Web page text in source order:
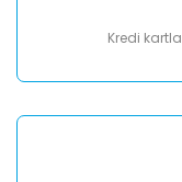
Kredi